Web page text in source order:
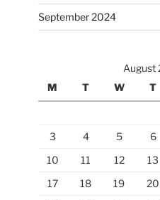
September 2024
August
M
T W T
3
4 5 6
10
11 12 13
17
18 19 20